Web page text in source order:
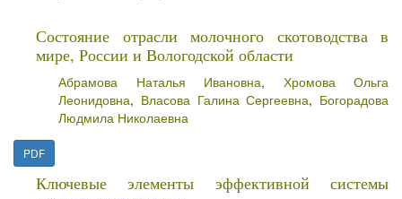
Состояние отрасли молочного скотоводства в
мире, России и Вологодской области
Абрамова Наталья Ивановна, Хромова Ольга
Леонидовна, Власова Галина Сергеевна, Богорадова
Людмила Николаевна
PDF
Ключевые элементы эффективной системы